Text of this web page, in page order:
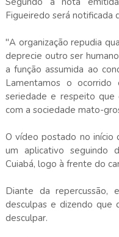
Figueiredo será notificada
"A organização repudia
deprecie outro ser
a função assumida ao
Lamentamos o ocorrido
seriedade e respeito que
com a sociedade mato-
O vídeo postado no início
um aplicativo seguindo
Cuiabá, logo à frente do
Diante da repercussão,
desculpas e dizendo que
desculpar.